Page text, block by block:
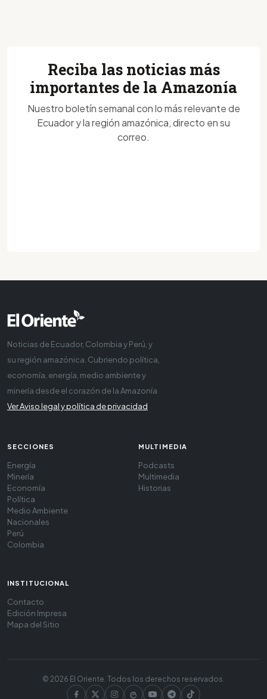
Reciba las noticias más
importantes de la Amazonía
Nuestro boletín semanal con lo más relevante de
Ecuador y la región amazónica, directo en su
correo.
Noticias de Ecuador, Colombia y Perú, y
su región amazónica. Cubriendo política,
economía, energía, medio ambiente y
minería desde el corazón de la Amazonía
Ver Aviso legal y política de privacidad
SECCIONES
Energía
Minería
Economía
Política
Medio Ambiente
Nacionales
Perú
Colombia
MULTIMEDIA
Podcasts
Multimedia
Historias
INSTITUCIONAL
Contacto
Edición Impresa
Mapa del Sitio
© 2026 El Oriente. Todos los derechos reservados.